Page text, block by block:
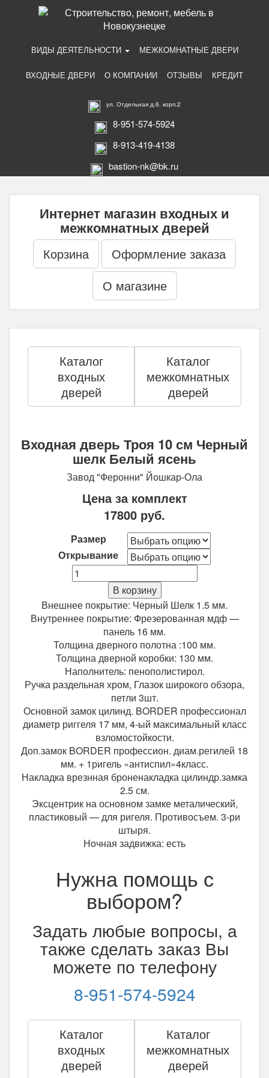
ВИДЫ ДЕЯТЕЛЬНОСТИ МЕЖКОМНАТНЫЕ ДВЕРИ
ВХОДНЫЕ ДВЕРИ О КОМПАНИИ ОТЗЫВЫ КРЕДИТ
ул. Отдельная д.6. корп.2
8-951-574-5924
8-913-419-4138
bastion-nk@bk.ru
Интернет магазин входных и
межкомнатных дверей
Корзина
Оформление заказа
О магазине
Каталог
входных
дверей
Каталог
межкомнатных
дверей
Входная дверь Троя 10 см Черный
шелк Белый ясень
Завод "Феронни" Йошкар-Ола
Цена за комплект
17800 руб.
Размер
Открывание
Количество
Входная
Троя
10
Черный
шелк
Белый
ясень
В корзину
Внешнее покрытие: Черный Шелк 1.5 мм.
Внутреннее покрытие: Фрезерованная мдф —
панель 16 мм.
Толщина дверного полотна :100 мм.
Толщина дверной коробки: 130 мм.
Наполнитель: пенополистирол.
Ручка раздельная хром, Глазок широкого обзора,
петли 3шт.
Основной замок цилинд. BORDER профессионал
диаметр риггеля 17 мм, 4-ый максимальный класс
взломостойкости.
Доп.замок BORDER профессион. диам.регилей 18
мм. + 1ригель «антиспил»4класс.
Накладка врезнная броненакладка цилиндр.замка
2.5 см.
Эксцентрик на основном замке металический,
пластиковый — для ригеля. Противосъем. 3-ри
штыря.
Ночная задвижка: есть
Нужна помощь с
выбором?
Задать любые вопросы, а
также сделать заказ Вы
можете по телефону
8-951-574-5924
Каталог
входных
дверей
Каталог
межкомнатных
дверей